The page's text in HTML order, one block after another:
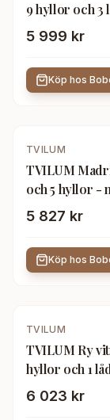
9 hyllor och 3
5 999 kr
Köp hos
TVILUM
TVILUM
och 5 hyllor -
5 827 kr
Köp hos
TVILUM
TVILUM Ry
hyllor och 1
6 023 kr